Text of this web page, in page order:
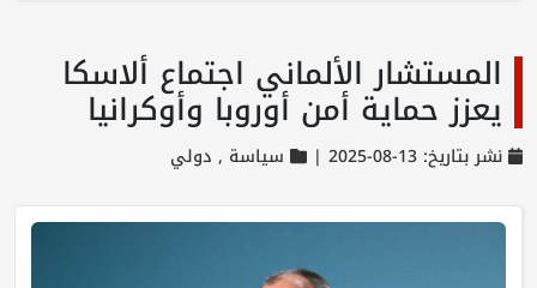
المستشار الألماني اجتماع ألاسكا
يعزز حماية أمن أوروبا وأوكرانيا
نشر بتاريخ: 13-08-2025 | سياسة , دولي